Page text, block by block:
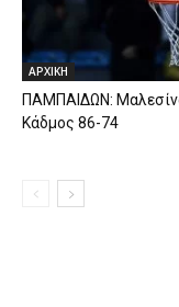
ΑΡΧΙΚΗ
ΠΑΜΠΑΙΔΩΝ:
Κάδμος 86-74